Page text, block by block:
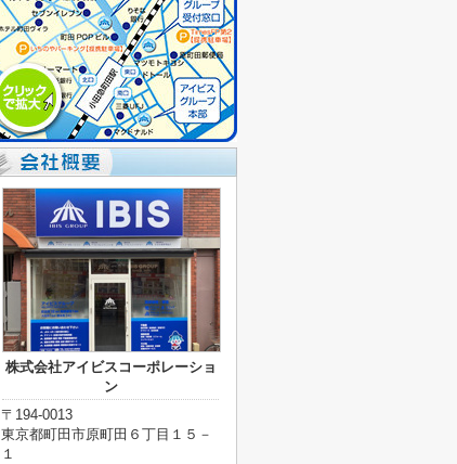
株式会社アイビスコーポレーショ
ン
〒194-0013
東京都町田市原町田６丁目１５－
１